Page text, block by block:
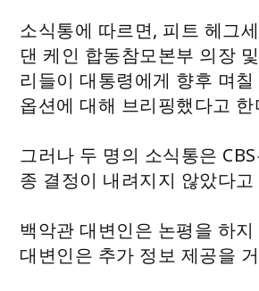
소식통에 따르면, 피트 헤그
댄 케인 합동참모본부 의장
리들이 대통령에게 향후 며
옵션에 대해 브리핑했다고 한
그러나 두 명의 소식통은
종 결정이 내려지지 않았다고
백악관 대변인은 논평을 하
대변인은 추가 정보 제공을